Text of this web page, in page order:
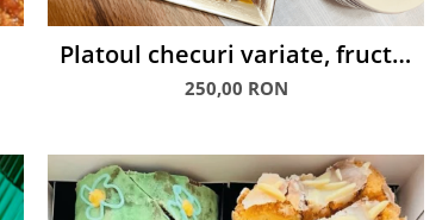
Platoul checuri variate, fructe,
alune și brânzeturi
250,00 RON